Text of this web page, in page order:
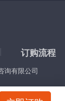
订购流程
有限公司